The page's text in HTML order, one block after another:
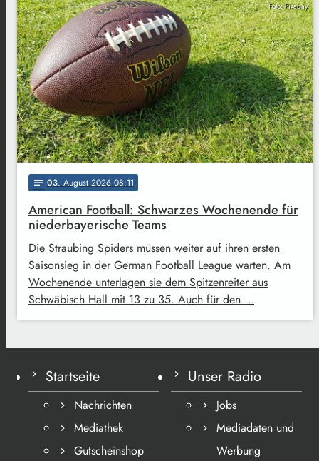
Foto: Pixabay
notes 03. August 2026 08:11
American Football: Schwarzes Wochenende für
niederbayerische Teams
Die Straubing Spiders müssen weiter auf ihren ersten
Saisonsieg in der German Football League warten. Am
Wochenende unterlagen sie dem Spitzenreiter aus
Schwäbisch Hall mit 13 zu 35. Auch für den …
Startseite
Nachrichten
Mediathek
Gutscheinshop
Unser Radio
Jobs
Mediadaten und
Werbung